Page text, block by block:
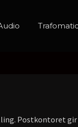
Trafomatic
Postkontoret gir